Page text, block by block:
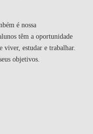
é nossa
têm a oportunidade
viver, estudar e trabalhar.
objetivos.